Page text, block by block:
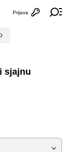
Otvori
Prijava
sjajnu